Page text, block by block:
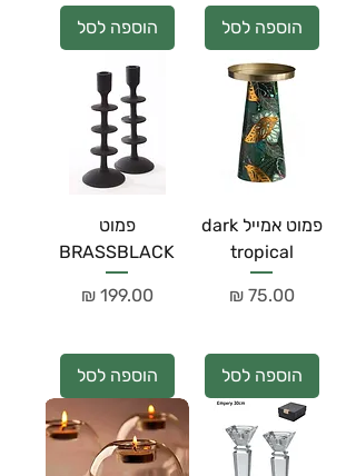
הוספה לסל הוספה לסל
פמוט אמייל dark
tropical
מחיר‏75.00 ‏₪
הוספה לסל
פמוט
BRASSBLACK
מחיר‏199.00 ‏₪
הוספה לסל